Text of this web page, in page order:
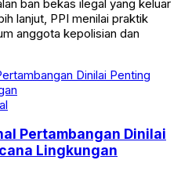
ban bekas ilegal yang keluar
lanjut, PPI menilai praktik
anggota kepolisian dan
Pertambangan Dinilai
Lingkungan